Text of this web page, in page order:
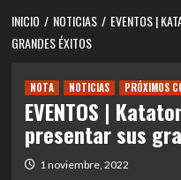
INICIO NOTICIAS
EVENTOS |
GRANDES ÉXITOS
NOTA NOTICIAS PRÓXIMOS
EVENTOS |
presentar sus
1 noviembre, 2022